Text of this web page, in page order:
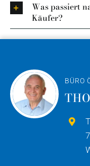
Was passiert
Käufer?
BÜRO